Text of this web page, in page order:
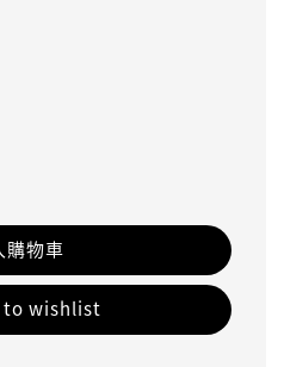
購物車
to wishlist